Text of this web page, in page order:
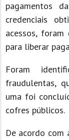
pagamentos
credenciais
acessos,
para liberar
Foram
fraudulentas,
uma foi
cofres públicos.
De acordo com